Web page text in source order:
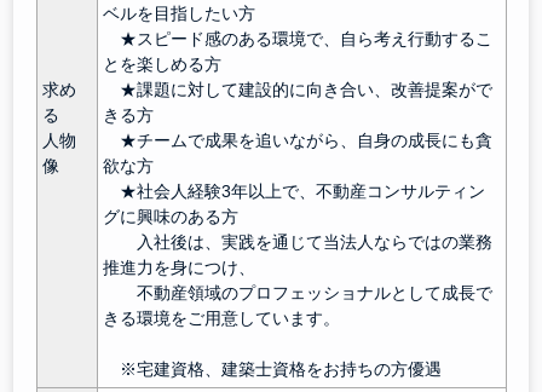
求め
る
人物
像
ベルを目指したい方
★スピード感のある環境で、自ら考え行動するこ
とを楽しめる方
★課題に対して建設的に向き合い、改善提案がで
きる方
★チームで成果を追いながら、自身の成長にも貪
欲な方
★社会人経験3年以上で、不動産コンサルティン
グに興味のある方
入社後は、実践を通じて当法人ならではの業務
推進力を身につけ、
不動産領域のプロフェッショナルとして成長で
きる環境をご用意しています。
※宅建資格、建築士資格をお持ちの方優遇